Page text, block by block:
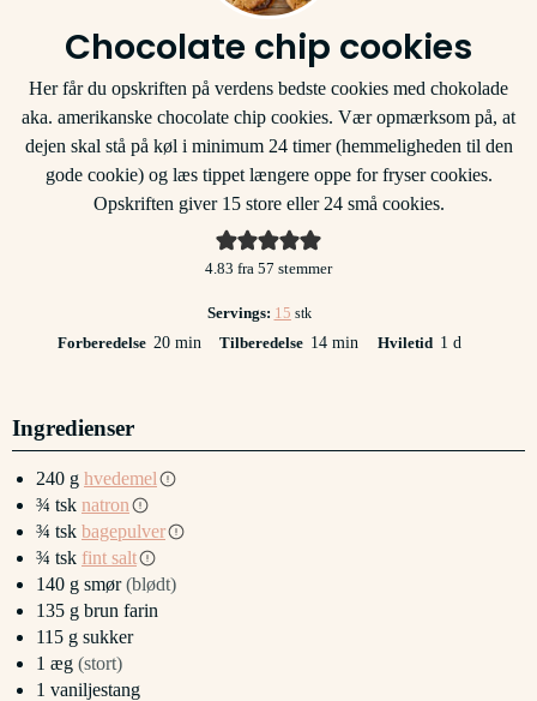
Chocolate chip cookies
Her får du opskriften på verdens bedste cookies med chokolade
aka. amerikanske chocolate chip cookies. Vær opmærksom på, at
dejen skal stå på køl i minimum 24 timer (hemmeligheden til den
gode cookie) og læs tippet længere oppe for fryser cookies.
Opskriften giver 15 store eller 24 små cookies.
4.83 fra 57 stemmer
Servings: 15 stk
Forberedelse 20minutter
min Tilberedelse 14minutter
min Hviletid 1 dag
d
Ingredienser
240 g hvedemel
¾ tsk natron
¾ tsk bagepulver
¾ tsk fint salt
140 g smør (blødt)
135 g brun farin
115 g sukker
1 æg (stort)
1 vaniljestang